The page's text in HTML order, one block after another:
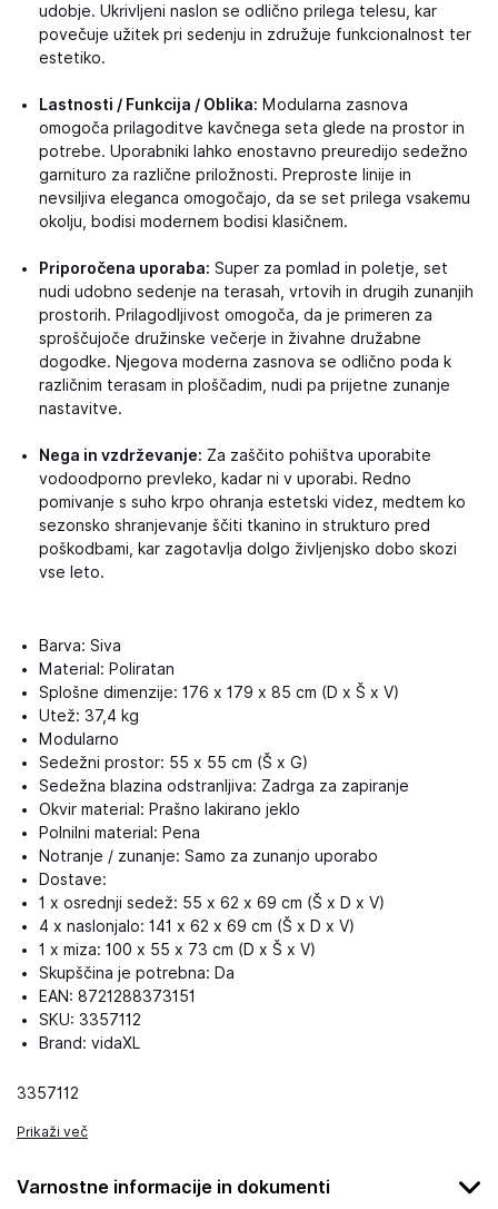
udobje. Ukrivljeni naslon se odlično prilega telesu, kar
povečuje užitek pri sedenju in združuje funkcionalnost ter
estetiko.
Lastnosti / Funkcija / Oblika: Modularna zasnova
omogoča prilagoditve kavčnega seta glede na prostor in
potrebe. Uporabniki lahko enostavno preuredijo sedežno
garnituro za različne priložnosti. Preproste linije in
nevsiljiva eleganca omogočajo, da se set prilega vsakemu
okolju, bodisi modernem bodisi klasičnem.
Priporočena uporaba: Super za pomlad in poletje, set
nudi udobno sedenje na terasah, vrtovih in drugih zunanjih
prostorih. Prilagodljivost omogoča, da je primeren za
sproščujoče družinske večerje in živahne družabne
dogodke. Njegova moderna zasnova se odlično poda k
različnim terasam in ploščadim, nudi pa prijetne zunanje
nastavitve.
Nega in vzdrževanje: Za zaščito pohištva uporabite
vodoodporno prevleko, kadar ni v uporabi. Redno
pomivanje s suho krpo ohranja estetski videz, medtem ko
sezonsko shranjevanje ščiti tkanino in strukturo pred
poškodbami, kar zagotavlja dolgo življenjsko dobo skozi
vse leto.
Barva: Siva
Material: Poliratan
Splošne dimenzije: 176 x 179 x 85 cm (D x Š x V)
Utež: 37,4 kg
Modularno
Sedežni prostor: 55 x 55 cm (Š x G)
Sedežna blazina odstranljiva: Zadrga za zapiranje
Okvir material: Prašno lakirano jeklo
Polnilni material: Pena
Notranje / zunanje: Samo za zunanjo uporabo
Dostave:
1 x osrednji sedež: 55 x 62 x 69 cm (Š x D x V)
4 x naslonjalo: 141 x 62 x 69 cm (Š x D x V)
1 x miza: 100 x 55 x 73 cm (D x Š x V)
Skupščina je potrebna: Da
EAN: 8721288373151
SKU: 3357112
Brand: vidaXL
3357112
Prikaži več
Varnostne informacije in dokumenti